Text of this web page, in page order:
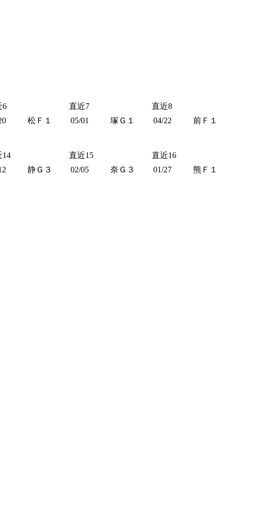
6 直近7
直近8
松Ｆ１ 05/01 塚Ｇ１ 04/22 前Ｆ１
14 直近15
直近16
静Ｇ３ 02/05 奈Ｇ３ 01/27 熊Ｆ１